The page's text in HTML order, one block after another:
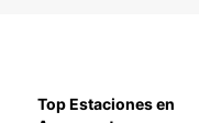
Top Estaciones en